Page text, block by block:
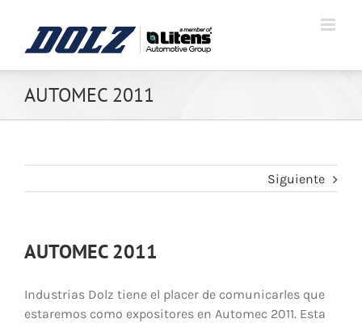
AUTOMEC 2011
Siguiente
AUTOMEC 2011
Industrias Dolz tiene el placer de comunicarles que
estaremos como expositores en Automec 2011. Esta